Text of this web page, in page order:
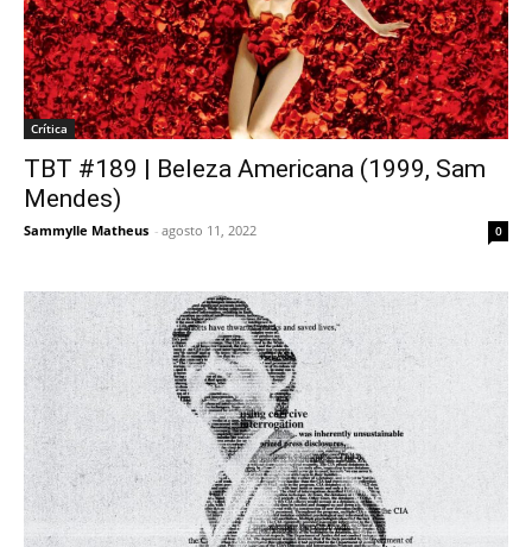
Crítica
TBT #189 | Beleza Americana (1999, Sam
Mendes)
Sammylle Matheus - agosto 11, 2022 0